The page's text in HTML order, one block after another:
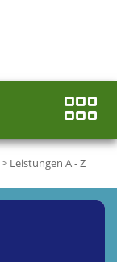
> Leistungen A - Z